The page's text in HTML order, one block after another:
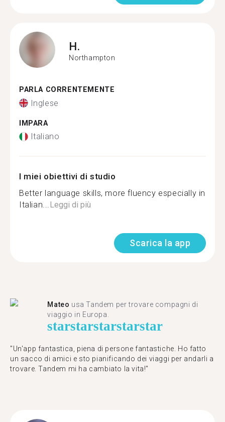
H.
Northampton
PARLA CORRENTEMENTE
Inglese
IMPARA
Italiano
I miei obiettivi di studio
Better language skills, more fluency especially in
Italian...Leggi di più
Scarica la app
Mateo usa Tandem per trovare compagni di
viaggio in Europa.
starstarstarstarstar
"Un'app fantastica, piena di persone fantastiche. Ho fatto
un sacco di amici e sto pianificando dei viaggi per andarli a
trovare. Tandem mi ha cambiato la vita!"